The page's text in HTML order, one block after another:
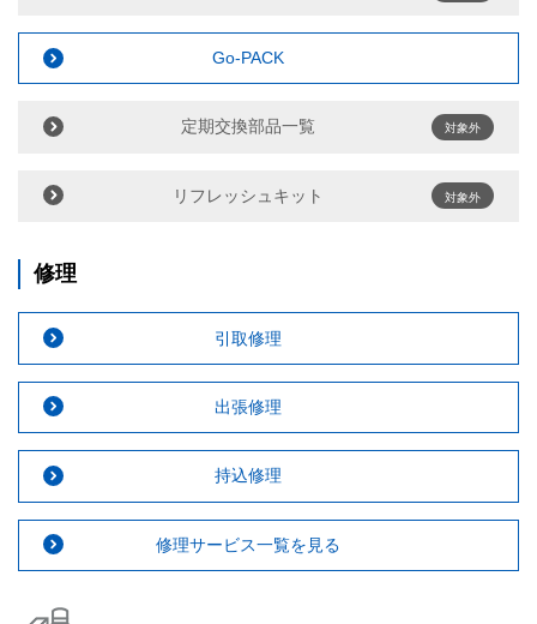
Go-PACK
定期交換部品一覧 対象外
リフレッシュキット 対象外
修理
引取修理
出張修理
持込修理
修理サービス一覧を見る